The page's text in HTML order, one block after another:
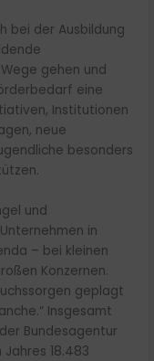
bei der Ausbildung
gehen und
eine
Institutionen
neue
besonders
und
in
– bei kleinen
Konzernen.
geplagt
Insgesamt
Bundesagentur
18.483